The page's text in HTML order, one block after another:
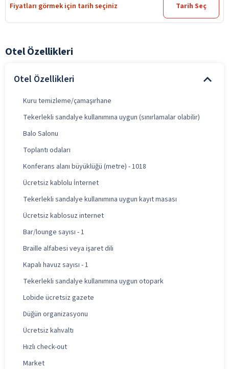
Fiyatları görmek için tarih seçiniz Tarih Seç
Otel Özellikleri
Otel Özellikleri
Kuru temizleme/çamaşırhane
Tekerlekli sandalye kullanımına uygun (sınırlamalar olabilir)
Balo Salonu
Toplantı odaları
Konferans alanı büyüklüğü (metre) - 1018
Ücretsiz kablolu İnternet
Tekerlekli sandalye kullanımına uygun kayıt masası
Ücretsiz kablosuz internet
Bar/lounge sayısı - 1
Braille alfabesi veya işaret dili
Kapalı havuz sayısı - 1
Tekerlekli sandalye kullanımına uygun otopark
Lobide ücretsiz gazete
Düğün organizasyonu
Ücretsiz kahvaltı
Hızlı check-out
Market